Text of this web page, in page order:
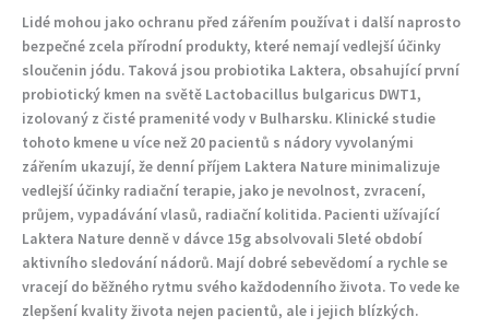
Lidé mohou jako ochranu před zářením používat i další naprosto
bezpečné zcela přírodní produkty, které nemají vedlejší účinky
sloučenin jódu. Taková jsou probiotika Laktera, obsahující první
probiotický kmen na světě Lactobacillus bulgaricus DWT1,
izolovaný z čisté pramenité vody v Bulharsku. Klinické studie
tohoto kmene u více než 20 pacientů s nádory vyvolanými
zářením ukazují, že denní příjem Laktera Nature minimalizuje
vedlejší účinky radiační terapie, jako je nevolnost, zvracení,
průjem, vypadávání vlasů, radiační kolitida. Pacienti užívající
Laktera Nature denně v dávce 15g absolvovali 5leté období
aktivního sledování nádorů. Mají dobré sebevědomí a rychle se
vracejí do běžného rytmu svého každodenního života. To vede ke
zlepšení kvality života nejen pacientů, ale i jejich blízkých.